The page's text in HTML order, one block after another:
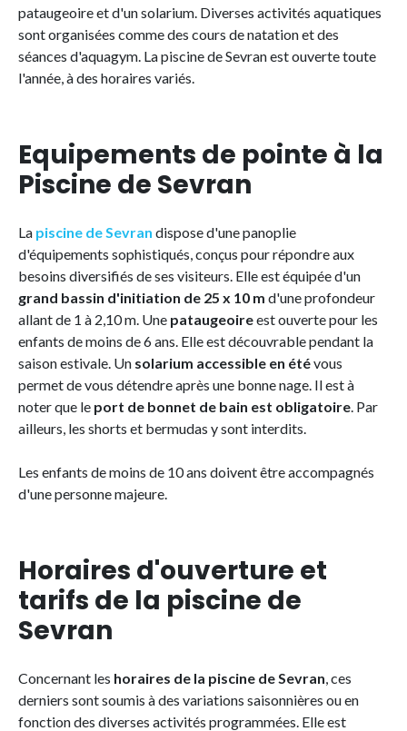
pataugeoire et d'un solarium. Diverses activités aquatiques
sont organisées comme des cours de natation et des
séances d'aquagym. La piscine de Sevran est ouverte toute
l'année, à des horaires variés.
Equipements de pointe à la
Piscine de Sevran
La piscine de Sevran dispose d'une panoplie
d'équipements sophistiqués, conçus pour répondre aux
besoins diversifiés de ses visiteurs. Elle est équipée d'un
grand bassin d'initiation de 25 x 10 m d'une profondeur
allant de 1 à 2,10 m. Une pataugeoireest ouverte pour les
enfants de moins de 6 ans. Elle est découvrable pendant la
saison estivale. Un solarium accessible en étévous
permet de vous détendre après une bonne nage. Il est à
noter que le port de bonnet de bain est obligatoire. Par
ailleurs, les shorts et bermudas y sont interdits.
Les enfants de moins de 10 ans doivent être accompagnés
d'une personne majeure.
Horaires d'ouverture et
tarifs de la piscine de
Sevran
Concernant les horaires de la piscine de Sevran, ces
derniers sont soumis à des variations saisonnières ou en
fonction des diverses activités programmées. Elle est